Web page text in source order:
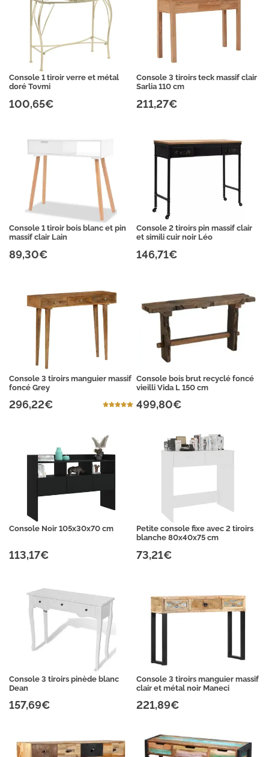
Console 1 tiroir verre et métal
doré Tovmi
100,65€
Console 3 tiroirs teck massif clair
Sarlia 110 cm
211,27€
Console 1 tiroir bois blanc et pin
massif clair Lain
89,30€
Console 2 tiroirs pin massif clair
et simili cuir noir Léo
146,71€
Console 3 tiroirs manguier massif
foncé Grey
296,22€
Console bois brut recyclé foncé
vieilli Vida L 150 cm
499,80€
Console Noir 105x30x70 cm
113,17€
Petite console fixe avec 2 tiroirs
blanche 80x40x75 cm
73,21€
Console 3 tiroirs pinède blanc
Dean
157,69€
Console 3 tiroirs manguier massif
clair et métal noir Maneci
221,89€